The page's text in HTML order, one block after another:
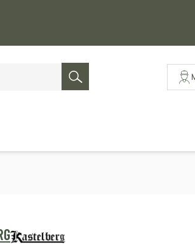
Rechercher